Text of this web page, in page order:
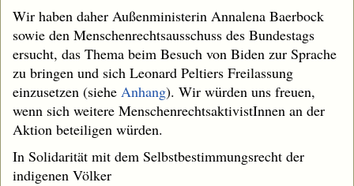
Wir haben daher Außenministerin Annalena Baerbock
sowie den Menschenrechtsausschuss des Bundestags
ersucht, das Thema beim Besuch von Biden zur Sprache
zu bringen und sich Leonard Peltiers Freilassung
einzusetzen (siehe Anhang). Wir würden uns freuen,
wenn sich weitere MenschenrechtsaktivistInnen an der
Aktion beteiligen würden.
In Solidarität mit dem Selbstbestimmungsrecht der
indigenen Völker